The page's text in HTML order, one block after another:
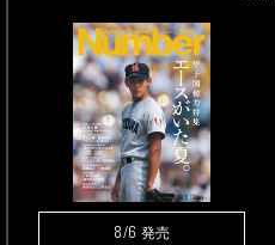
8/6 発売